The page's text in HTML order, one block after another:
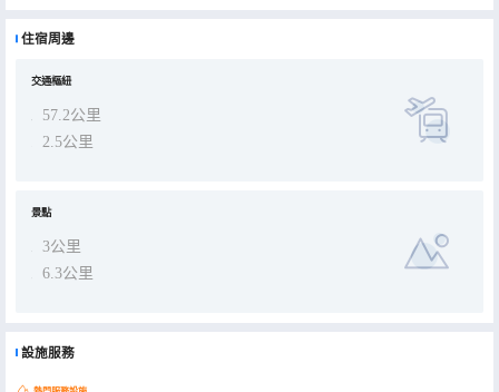
住宿周邊
交通樞紐
57.2公里
2.5公里
景點
3公里
6.3公里
設施服務